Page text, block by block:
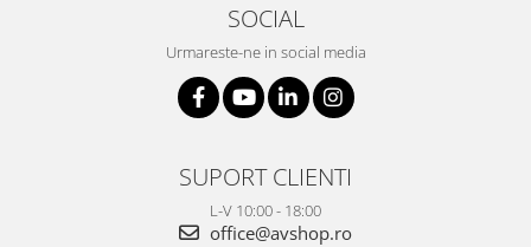
SOCIAL
Urmareste-ne in social media
SUPORT CLIENTI
L-V 10:00 - 18:00
office@avshop.ro